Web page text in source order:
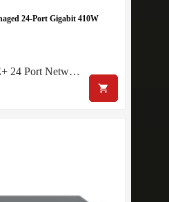
24-Port Gigabit 410W
24 Port Netw…